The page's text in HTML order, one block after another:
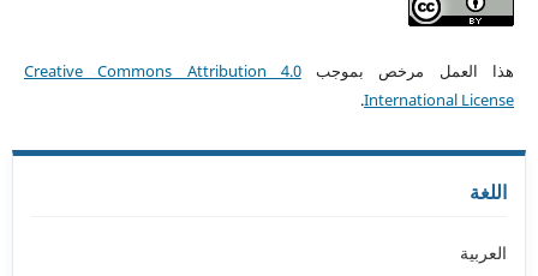
هذا العمل مرخص بموجبCreative Commons Attribution 4.0
International License
.
اللغة
العربية